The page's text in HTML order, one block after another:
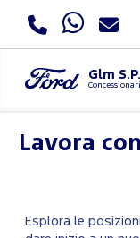
Glm
Lavora
Esplora le